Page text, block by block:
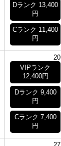
Dランク 13,400
円
Cランク 11,400
円
20
VIPランク
12,400円
Dランク 9,400
円
Cランク 7,400
円